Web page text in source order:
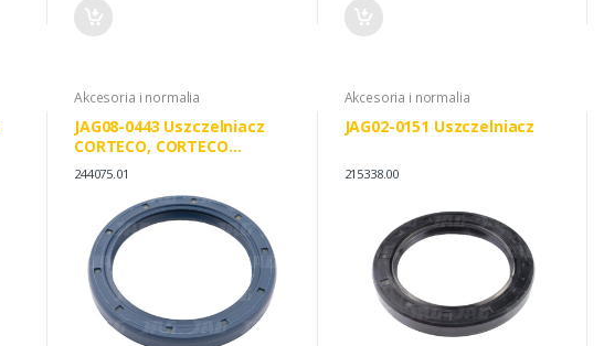
Akcesoria i normalia
JAG08-0443 Uszczelniacz
CORTECO, CORTECO
12011174B 02440750
244075.01
Akcesoria i normalia
JAG02-0151 Uszczelniacz
215338.00